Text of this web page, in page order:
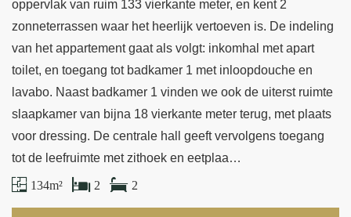
oppervlak van ruim 133 vierkante meter, en kent 2
zonneterrassen waar het heerlijk vertoeven is. De indeling
van het appartement gaat als volgt: inkomhal met apart
toilet, en toegang tot badkamer 1 met inloopdouche en
lavabo. Naast badkamer 1 vinden we ook de uiterst ruimte
slaapkamer van bijna 18 vierkante meter terug, met plaats
voor dressing. De centrale hall geeft vervolgens toegang
tot de leefruimte met zithoek en eetplaa…
134 m² 2 2